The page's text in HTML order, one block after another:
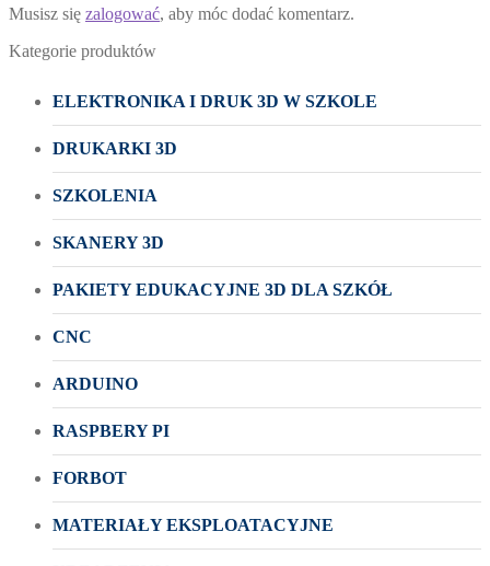
Musisz się zalogować, aby móc dodać komentarz.
Kategorie produktów
ELEKTRONIKA I DRUK 3D W SZKOLE
DRUKARKI 3D
SZKOLENIA
SKANERY 3D
PAKIETY EDUKACYJNE 3D DLA SZKÓŁ
CNC
ARDUINO
RASPBERY PI
FORBOT
MATERIAŁY EKSPLOATACYJNE